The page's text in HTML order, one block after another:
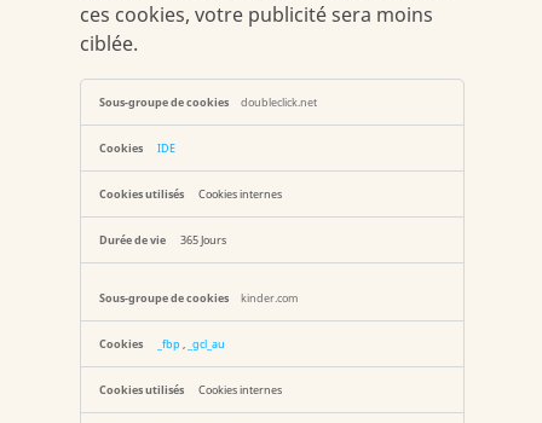
ces cookies, votre publicité sera moins
ciblée.
Cookies
pour
une
ciblée
doubleclick.net
IDE
Cookies internes
365 Jours
kinder.com
_fbp , _gcl_au
Cookies internes